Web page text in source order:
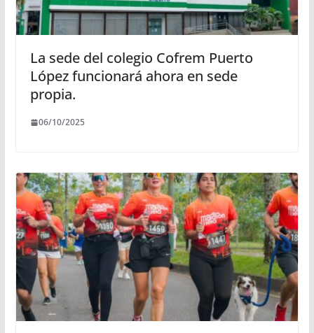
La sede del colegio Cofrem Puerto
López funcionará ahora en sede
propia.
06/10/2025